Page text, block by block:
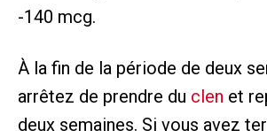
-140 mcg.
À la fin de la période de deux
arrêtez de prendre du clen et
deux semaines. Si vous avez